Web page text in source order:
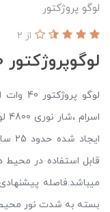
لوگو پروژکتور
لوگوپروژکتور 40 وات
از 2
لوگو
بسته به شدت نور